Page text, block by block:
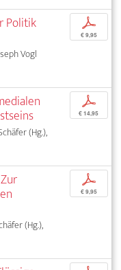
Politik
Vogl
p
€ 9,95
(Hg.),
p
€ 14,95
(Hg.),
p
€ 9,95